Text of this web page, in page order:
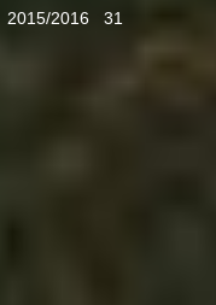
2015/2016 31